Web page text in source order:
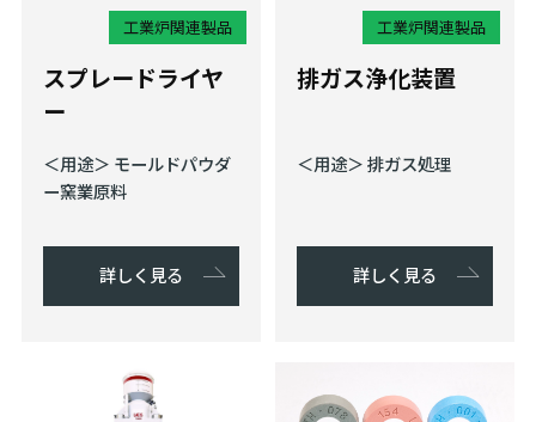
工業炉関連製品
スプレードライヤ
ー
＜用途＞ モールドパウダ
ー窯業原料
詳しく見る
工業炉関連製品
排ガス浄化装置
＜用途＞ 排ガス処理
詳しく見る